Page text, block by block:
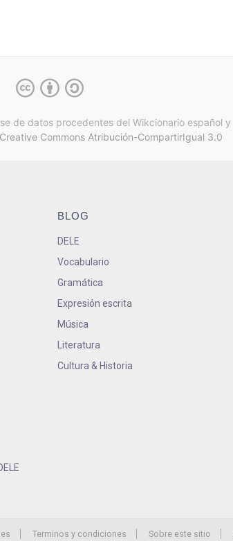
de datos procedentes del Wikcionario español y
Commons Atribución-CompartirIgual 3.0
BLOG
DELE
Vocabulario
Gramática
Expresión escrita
Música
Literatura
Cultura & Historia
Terminos y condiciones Sobre este sitio